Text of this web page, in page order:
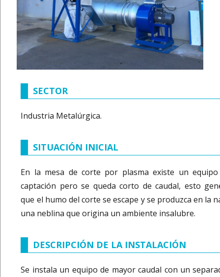
SECTOR
Industria Metalúrgica.
SITUACIÓN INICIAL
En la mesa de corte por plasma existe un
captación pero se queda corto de caudal, esto
que el humo del corte se escape y se produzca en la
una neblina que origina un ambiente insalubre.
DESCRIPCIÓN DE LA INSTALACIÓN
Se instala un equipo de mayor caudal con un